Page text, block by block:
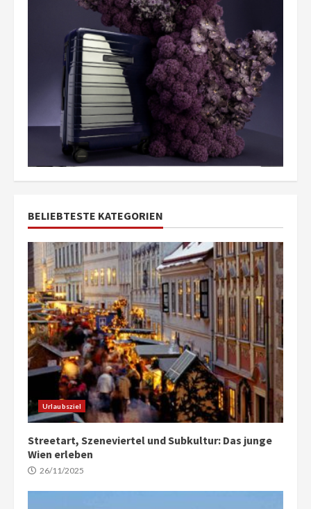
BELIEBTESTE KATEGORIEN
Urlaubsziel
Streetart, Szeneviertel und Subkultur: Das junge
Wien erleben
26/11/2025